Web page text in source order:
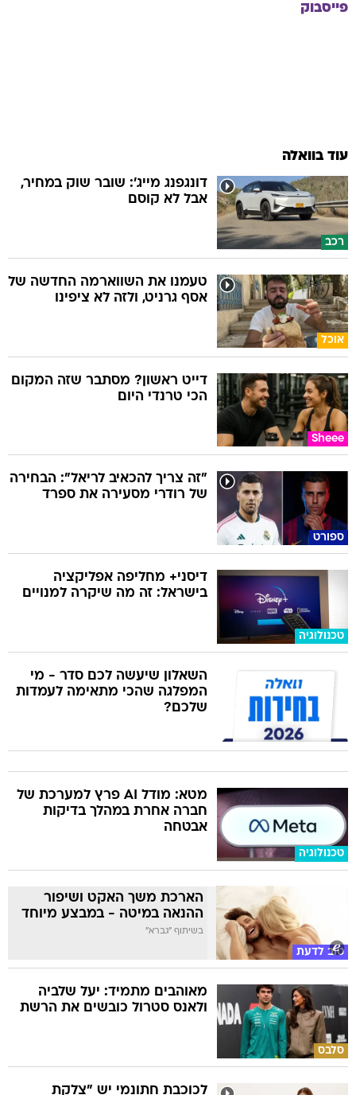
פייסבוק
עוד בוואלה
רכב
דונגפנג מייג': שובר שוק במחיר,
אבל לא קוסם
אוכל
טעמנו את השווארמה החדשה של
אסף גרניט, ולזה לא ציפינו
Sheee
דייט ראשון? מסתבר שזה המקום
הכי טרנדי היום
ספורט
"זה צריך להכאיב לריאל": הבחירה
של רודרי מסעירה את ספרד
טכנולוגיה
דיסני+ מחליפה אפליקציה
בישראל: זה מה שיקרה למנויים
השאלון שיעשה לכם סדר - מי
המפלגה שהכי מתאימה לעמדות
שלכם?
טכנולוגיה
מטא: מודל AI פרץ למערכת של
חברה אחרת במהלך בדיקות
אבטחה
טוב לדעת
הארכת משך האקט ושיפור
ההנאה במיטה - במבצע מיוחד
בשיתוף "גברא"
סלבס
מאוהבים מתמיד: יעל שלביה
ולאנס סטרול כובשים את הרשת
לכוכבת חתונמי יש "צלקת